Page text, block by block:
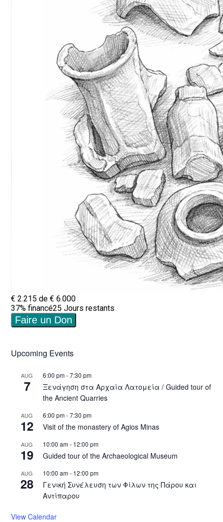
Upcoming Events
AUG
7
6:00 pm-7:30 pm
Ξενάγηση στα Αρχαία Λατομεία / Guided tour of
the Ancient Quarries
AUG
12
6:00 pm-7:30 pm
Visit of the monastery of Agios Minas
AUG
19
10:00 am- 12:00 pm
Guided tour of the Archaeological Museum
AUG
28
10:00 am- 12:00 pm
Γενική Συνέλευση των Φίλων της Πάρου και
Αντίπαρου
View Calendar